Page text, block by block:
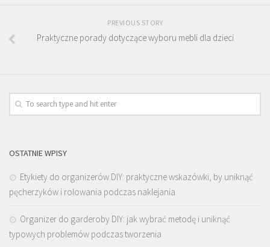
PREVIOUS STORY
Praktyczne porady dotyczące wyboru mebli dla dzieci
OSTATNIE WPISY
Etykiety do organizerów DIY: praktyczne wskazówki, by uniknąć
pęcherzyków i rolowania podczas naklejania
Organizer do garderoby DIY: jak wybrać metodę i uniknąć
typowych problemów podczas tworzenia